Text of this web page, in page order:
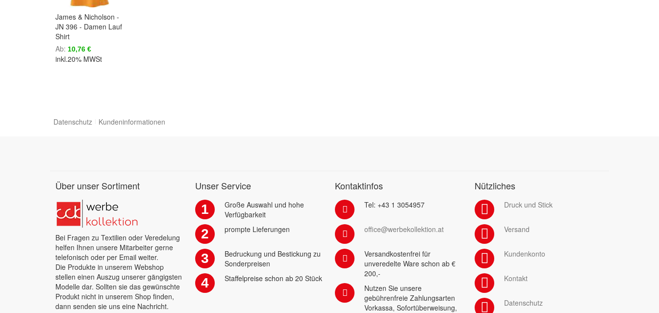
James & Nicholson -
JN 396 - Damen Lauf
Shirt
Ab 10,76 €
inkl.20% MWSt
Datenschutz Kundeninformationen
Über unser Sortiment
Bei Fragen zu Textilien oder Veredelung
helfen Ihnen unsere Mitarbeiter gerne
telefonisch oder per Email weiter.
Die Produkte in unserem Webshop
stellen einen Auszug unserer gängigsten
Modelle dar. Sollten sie das gewünschte
Produkt nicht in unserem Shop finden,
dann senden sie uns eine Nachricht.
Unser Service
1
Große Auswahl und hohe
Verfügbarkeit
2 prompte Lieferungen
3
Bedruckung und Bestickung zu
Sonderpreisen
4 Staffelpreise schon ab 20 Stück
Kontaktinfos
Tel: +43 1 3054957
office@werbekollektion.at
Versandkostenfrei für
unveredelte Ware schon ab €
200,-
Nutzen Sie unsere
gebührenfreie Zahlungsarten
Vorkassa, Sofortüberweisung,
Nützliches
Druck und Stick
Versand
Kundenkonto
Kontakt
Datenschutz